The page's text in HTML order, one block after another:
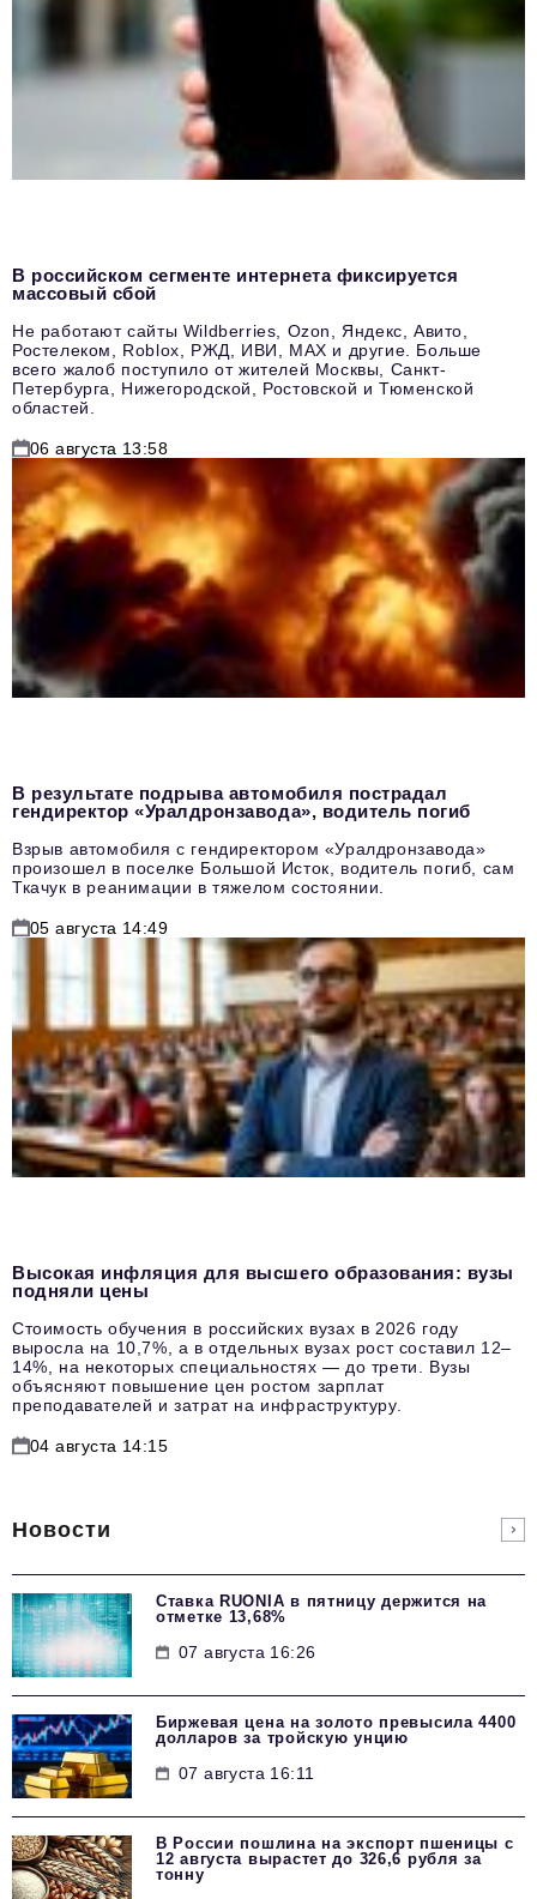
В российском сегменте интернета фиксируется
массовый сбой
Не работают сайты Wildberries, Ozon, Яндекс, Авито,
Ростелеком, Roblox, РЖД, ИВИ, MAX и другие. Больше
всего жалоб поступило от жителей Москвы, Санкт-
Петербурга, Нижегородской, Ростовской и Тюменской
областей.
06 августа 13:58
В результате подрыва автомобиля пострадал
гендиректор «Уралдронзавода», водитель погиб
Взрыв автомобиля с гендиректором «Уралдронзавода»
произошел в поселке Большой Исток, водитель погиб, сам
Ткачук в реанимации в тяжелом состоянии.
05 августа 14:49
Высокая инфляция для высшего образования: вузы
подняли цены
Стоимость обучения в российских вузах в 2026 году
выросла на 10,7%, а в отдельных вузах рост составил 12–
14%, на некоторых специальностях — до трети. Вузы
объясняют повышение цен ростом зарплат
преподавателей и затрат на инфраструктуру.
04 августа 14:15
Новости
Ставка RUONIA в пятницу держится на
отметке 13,68%
07 августа 16:26
Биржевая цена на золото превысила 4400
долларов за тройскую унцию
07 августа 16:11
В России пошлина на экспорт пшеницы с
12 августа вырастет до 326,6 рубля за
тонну